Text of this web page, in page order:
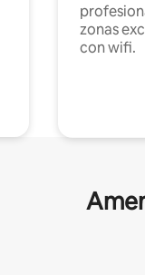
zonas
con wifi.